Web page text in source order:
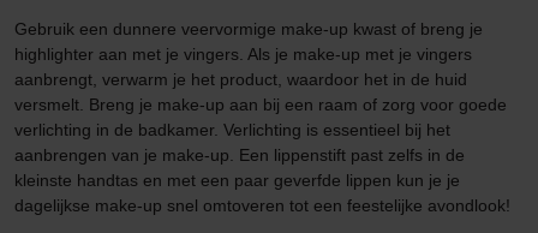
Gebruik een dunnere veervormige make-up kwast of breng je
highlighter aan met je vingers. Als je make-up met je vingers
aanbrengt, verwarm je het product, waardoor het in de huid
versmelt. Breng je make-up aan bij een raam of zorg voor goede
verlichting in de badkamer. Verlichting is essentieel bij het
aanbrengen van je make-up. Een lippenstift past zelfs in de
kleinste handtas en met een paar geverfde lippen kun je je
dagelijkse make-up snel omtoveren tot een feestelijke avondlook!